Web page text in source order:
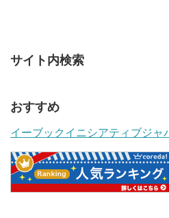
サイト内検索
おすすめ
イーブックイニシアティブジャ